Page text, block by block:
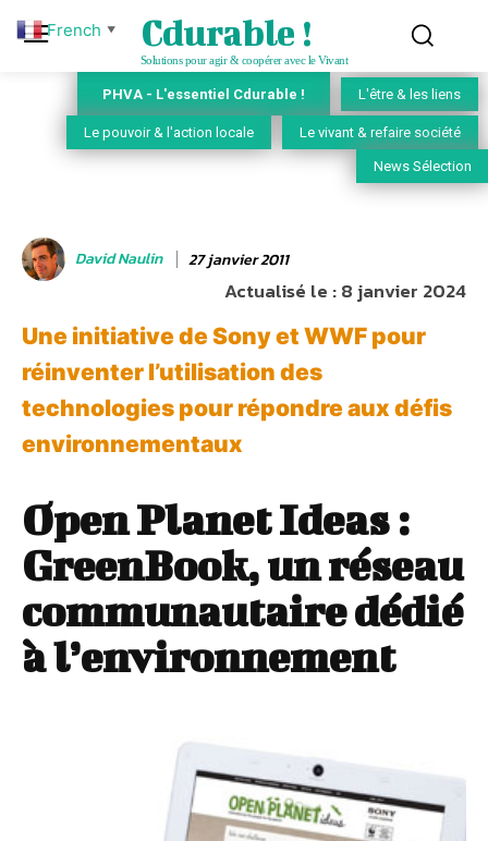
Cdurable !
Solutions pour agir & coopérer avec le Vivant
PHVA - L'essentiel Cdurable ! L'être & les liens
Le pouvoir & l'action locale Le vivant & refaire société
News Sélection
David Naulin 27 janvier 2011
Actualisé le :8 janvier 2024
Une initiative de Sony et WWF pour
réinventer l’utilisation des
technologies pour répondre aux défis
environnementaux
Open Planet Ideas :
GreenBook, un réseau
communautaire dédié
à l’environnement
French ▼